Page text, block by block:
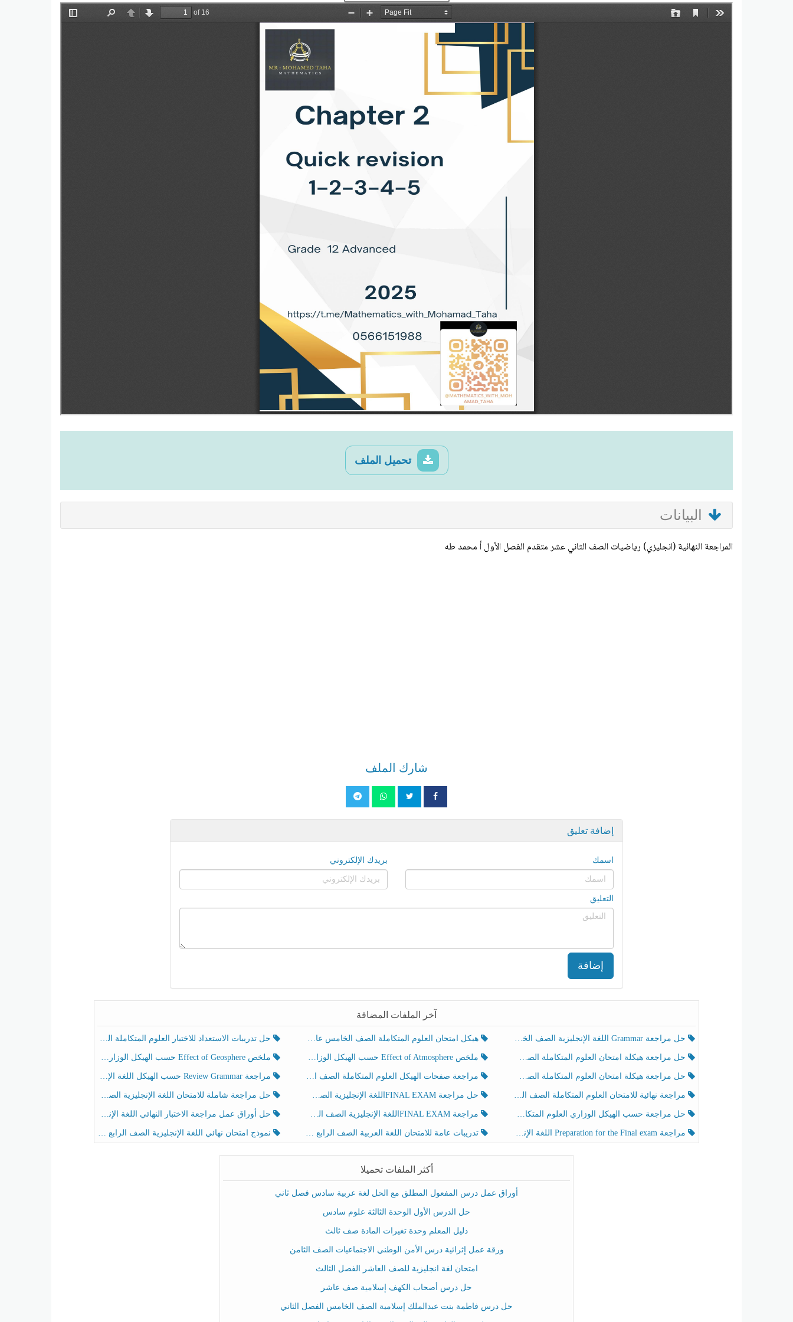
تحميل الملف
البيانات
المراجعة النهائية (انجليزي) رياضيات الصف الثاني عشر متقدم الفصل الأول أ محمد طه
شارك الملف
إضافة تعليق
اسمك بريدك الإلكتروني
التعليق
إضافة
آخر الملفات المضافة
حل مراجعة Grammar اللغة الإنجليزية الصف الخامس الفصل الثالث هيكل امتحان العلوم المتكاملة الصف الخامس عام الفصل الدراسي الثالث 2025-2026 حل تدريبات الاستعداد للاختبار العلوم المتكاملة الصف الخامس عام الفصل الثالث
حل مراجعة هيكلة امتحان العلوم المتكاملة الصف الخامس انسبير الفصل الثالث ملخص Effect of Atmosphere حسب الهيكل الوزاري العلوم المتكاملة الصف الخامس انسبير الفصل الثالث ملخص Effect of Geosphere حسب الهيكل الوزاري العلوم المتكاملة الصف الخامس انسبير الفصل الثالث
حل مراجعة هيكلة امتحان العلوم المتكاملة الصف الخامس عام الفصل الثالث مراجعة صفحات الهيكل العلوم المتكاملة الصف الخامس انسبير الفصل الثالث مراجعة Review Grammar حسب الهيكل اللغة الإنجليزية الصف الخامس الفصل الثالث
مراجعة نهائية للامتحان العلوم المتكاملة الصف الخامس انسبير الفصل الثالث حل مراجعة FINAL EXAMاللغة الإنجليزية الصف الخامس الفصل الثالث حل مراجعة شاملة للامتحان اللغة الإنجليزية الصف الخامس الفصل الثالث
حل مراجعة حسب الهيكل الوزاري العلوم المتكاملة الصف الخامس عام الفصل الثالث مراجعة FINAL EXAMاللغة الإنجليزية الصف الخامس الفصل الثالث حل أوراق عمل مراجعة الاختبار النهائي اللغة الإنجليزية الصف الرابع الفصل الثالث
مراجعة Preparation for the Final exam اللغة الإنجليزية الصف الرابع الفصل الثالث تدريبات عامة للامتحان اللغة العربية الصف الرابع الفصل الثالث نموذج امتحان نهائي اللغة الإنجليزية الصف الرابع الفصل الثالث
أكثر الملفات تحميلا
أوراق عمل درس المفعول المطلق مع الحل لغة عربية سادس فصل ثاني
حل الدرس الأول الوحدة الثالثة علوم سادس
دليل المعلم وحدة تغيرات المادة صف ثالث
ورقة عمل إثرائية درس الأمن الوطني الاجتماعيات الصف الثامن
امتحان لغة انجليزية للصف العاشر الفصل الثالث
حل درس أصحاب الكهف إسلامية صف عاشر
حل درس فاطمة بنت عبدالملك إسلامية الصف الخامس الفصل الثاني